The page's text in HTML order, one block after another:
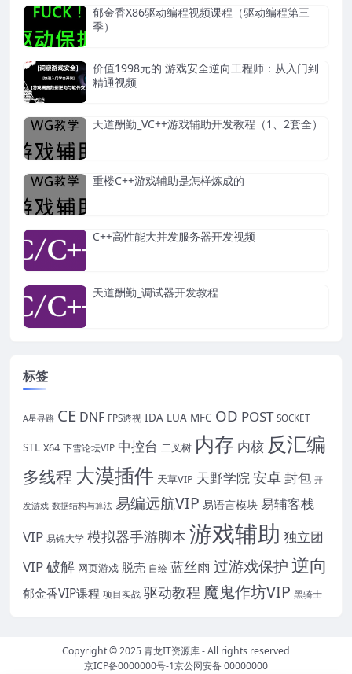
郁金香X86驱动编程视频课程（驱动编程第三
季）
价值1998元的 游戏安全逆向工程师：从入门到
精通视频
天道酬勤_VC++游戏辅助开发教程（1、2套全）
重楼C++游戏辅助是怎样炼成的
C++高性能大并发服务器开发视频
天道酬勤_调试器开发教程
标签
A星寻路 CE DNF FPS透视 IDA LUA MFC OD POST SOCKET
STL X64 下雪论坛VIP 中控台 二叉树 内存 内核 反汇编
多线程 大漠插件 天草VIP 天野学院 安卓封包 开
发游戏 数据结构与算法 易编远航VIP 易语言模块 易辅客栈
VIP 易锦大学 模拟器手游脚本 游戏辅助 独立团
VIP破解 网页游戏 脱壳 自绘 蓝丝雨过游戏保护逆向
郁金香VIP课程 项目实战 驱动教程 魔鬼作坊VIP 黑骑士
Copyright © 2025青龙IT资源库- All rights reserved
京ICP备0000000号-1京公网安备 00000000